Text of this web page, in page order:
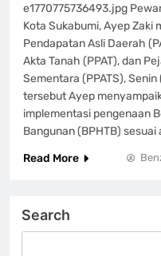
e1770775736493.jpg
Kota Sukabumi, Ayep Zaki
Pendapatan Asli Daerah
Akta Tanah (PPAT), dan
Sementara (PPATS),
tersebut Ayep
implementasi pengenaan
Bangunan (BPHTB) sesuai
Read More
Search